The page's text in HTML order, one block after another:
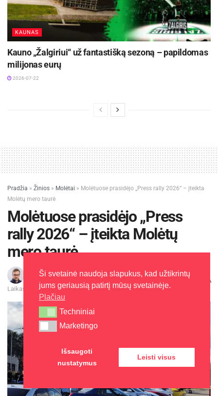
KAUNAS
Kauno „Žalgiriui“ už fantastišką sezoną – papildomas
milijonas eurų
2026-07-22
Pradžia » Žinios » Molėtai » Molėtuose prasidėjo „Press rally 2026“ – įteikta
Molėtų mero taurė
Molėtuose prasidėjo „Press
rally 2026“ – įteikta Molėtų
mero taurė
Paulius Liškauskas
2026-05-29
Laikas: 1 min skaitymo
A
Ši svetainė naudoja slapukus, kad užtikrintų
jums geriausią patirtį mūsų svetainėje.
Plačiau
Techniniai
Techniniai
Marketingo
Marketingo
Išsaugoti
nustatymus
Leisti visus